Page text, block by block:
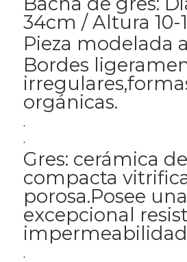
34cm / Altura 10-
Pieza modelada
Bordes
orgánicas.
.
.
Gres: cerámica
compacta
porosa.Posee una
excepcional
.